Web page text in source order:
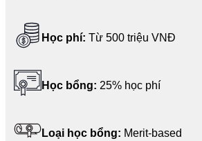
Học phí: Từ 500 triệu VNĐ
Học bổng: 25% học phí
Loại học bổng: Merit-based